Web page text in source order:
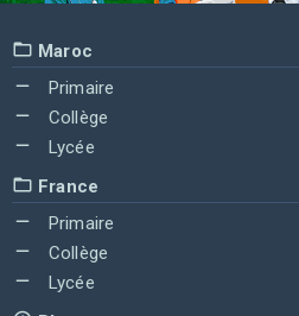
Maroc
Primaire
Collège
Lycée
France
Primaire
Collège
Lycée